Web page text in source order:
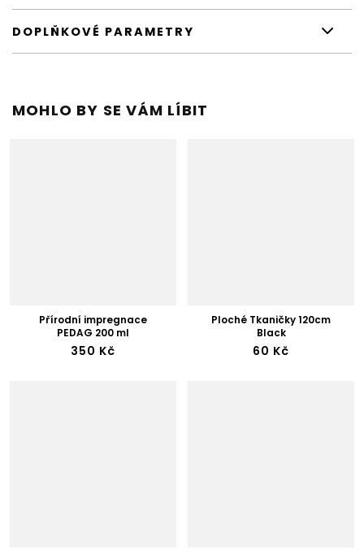
DOPLŇKOVÉ PARAMETRY
MOHLO BY SE VÁM LÍBIT
Přírodní impregnace
PEDAG 200 ml
350 Kč
Ploché Tkaničky 120cm
Black
60 Kč